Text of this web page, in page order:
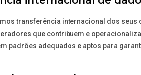
transferência internacional dos
que contribuem e
padrões adequados e aptos para